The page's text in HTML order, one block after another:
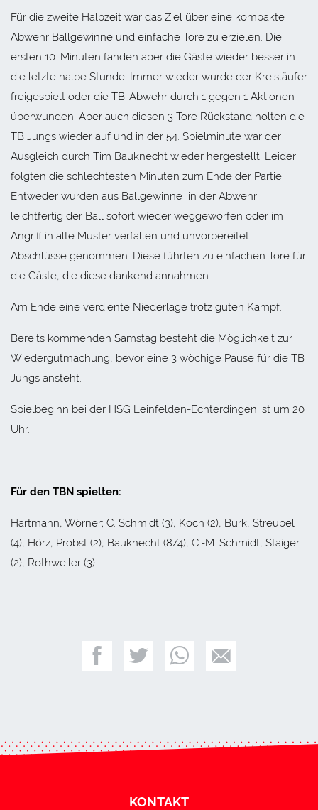
Für die zweite Halbzeit war das Ziel über eine kompakte
Abwehr Ballgewinne und einfache Tore zu erzielen. Die
ersten 10. Minuten fanden aber die Gäste wieder besser in
die letzte halbe Stunde. Immer wieder wurde der Kreisläufer
freigespielt oder die TB-Abwehr durch 1 gegen 1 Aktionen
überwunden. Aber auch diesen 3 Tore Rückstand holten die
TB Jungs wieder auf und in der 54. Spielminute war der
Ausgleich durch Tim Bauknecht wieder hergestellt. Leider
folgten die schlechtesten Minuten zum Ende der Partie.
Entweder wurden aus Ballgewinne in der Abwehr
leichtfertig der Ball sofort wieder weggeworfen oder im
Angriff in alte Muster verfallen und unvorbereitet
Abschlüsse genommen. Diese führten zu einfachen Tore für
die Gäste, die diese dankend annahmen.
Am Ende eine verdiente Niederlage trotz guten Kampf.
Bereits kommenden Samstag besteht die Möglichkeit zur
Wiedergutmachung, bevor eine 3 wöchige Pause für die TB
Jungs ansteht.
Spielbeginn bei der HSG Leinfelden-Echterdingen ist um 20
Uhr.
Für den TBN spielten:
Hartmann, Wörner; C. Schmidt (3), Koch (2), Burk, Streubel
(4), Hörz, Probst (2), Bauknecht (8/4), C.-M. Schmidt, Staiger
(2), Rothweiler (3)
KONTAKT